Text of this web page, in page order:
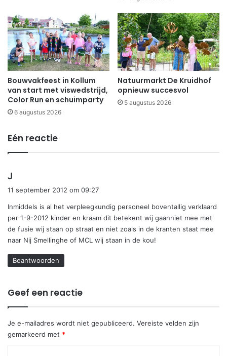
Bouwvakfeest in Kollum
van start met viswedstrijd,
Color Run en schuimparty
6 augustus 2026
Natuurmarkt De Kruidhof
opnieuw succesvol
5 augustus 2026
Eén reactie
J
r
e
e
f
:
11 september 2012 om 09:27
Inmiddels is al het verpleegkundig personeel boventallig verklaard
per 1-9-2012 kinder en kraam dit betekent wij gaanniet mee met
de fusie wij staan op straat en niet zoals in de kranten staat mee
naar Nij Smellinghe of MCL wij staan in de kou!
Beantwoorden
Geef een reactie
Je e-mailadres wordt niet gepubliceerd. Vereiste velden zijn
gemarkeerd met *